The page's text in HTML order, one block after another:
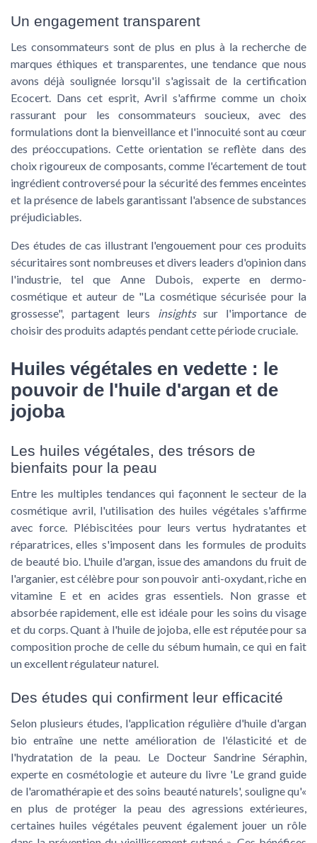
Un engagement transparent
Les consommateurs sont de plus en plus à la recherche de
marques éthiques et transparentes, une tendance que nous
avons déjà soulignée lorsqu'il s'agissait de la certification
Ecocert. Dans cet esprit, Avril s'affirme comme un choix
rassurant pour les consommateurs soucieux, avec des
formulations dont la bienveillance et l'innocuité sont au cœur
des préoccupations. Cette orientation se reflète dans des
choix rigoureux de composants, comme l'écartement de tout
ingrédient controversé pour la sécurité des femmes enceintes
et la présence de labels garantissant l'absence de substances
préjudiciables.
Des études de cas illustrant l'engouement pour ces produits
sécuritaires sont nombreuses et divers leaders d'opinion dans
l'industrie, tel que Anne Dubois, experte en dermo-
cosmétique et auteur de "La cosmétique sécurisée pour la
grossesse", partagent leurs insightssur l'importance de
choisir des produits adaptés pendant cette période cruciale.
Huiles végétales en vedette : le
pouvoir de l'huile d'argan et de
jojoba
Les huiles végétales, des trésors de
bienfaits pour la peau
Entre les multiples tendances qui façonnent le secteur de la
cosmétique avril, l'utilisation des huiles végétales s'affirme
avec force. Plébiscitées pour leurs vertus hydratantes et
réparatrices, elles s'imposent dans les formules de produits
de beauté bio. L'huile d'argan, issue des amandons du fruit de
l'arganier, est célèbre pour son pouvoir anti-oxydant, riche en
vitamine E et en acides gras essentiels. Non grasse et
absorbée rapidement, elle est idéale pour les soins du visage
et du corps. Quant à l'huile de jojoba , elle est réputée pour sa
composition proche de celle du sébum humain, ce qui en fait
un excellent régulateur naturel.
Des études qui confirment leur efficacité
Selon plusieurs études, l'application régulière d'huile d'argan
bio entraîne une nette amélioration de l'élasticité et de
l'hydratation de la peau. Le Docteur Sandrine Séraphin,
experte en cosmétologie et auteure du livre 'Le grand guide
de l'aromathérapie et des soins beauté naturels', souligne qu'«
en plus de protéger la peau des agressions extérieures,
certaines huiles végétales peuvent également jouer un rôle